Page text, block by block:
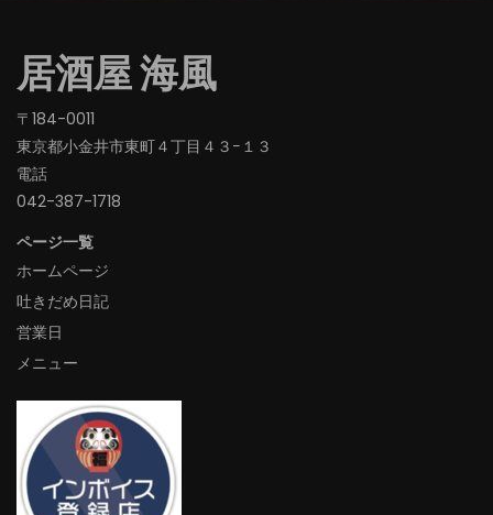
居酒屋 海風
〒184-0011
東京都小金井市東町４丁目４３−１３
電話
042-387-1718‬
ページ一覧
ホームページ
吐きだめ日記
営業日
メニュー